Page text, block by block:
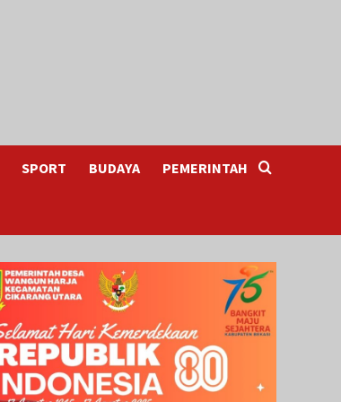
SPORT BUDAYA PEMERINTAH